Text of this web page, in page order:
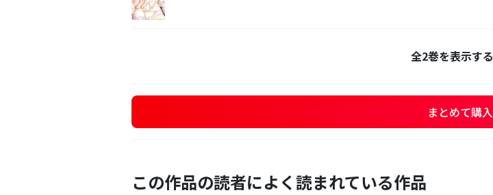
全2巻を表示する
まとめて購入
この作品の読者によく読まれている作品